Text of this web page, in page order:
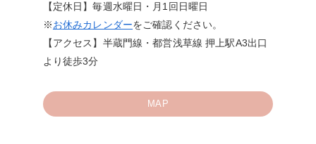
【定休日】毎週水曜日・月1回日曜日
※お休みカレンダーをご確認ください。
【アクセス】半蔵門線・都営浅草線 押上駅A3出口
より徒歩3分
MAP